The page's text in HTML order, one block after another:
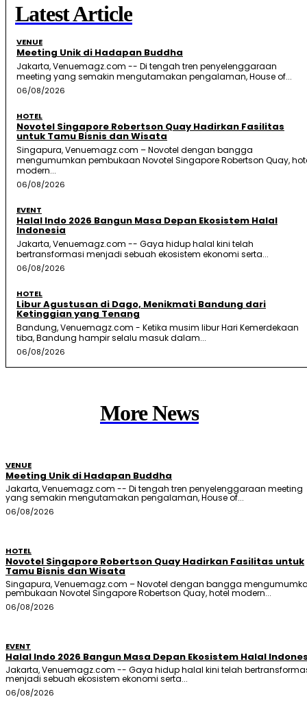
Latest Article
VENUE
Meeting Unik di Hadapan Buddha
Jakarta, Venuemagz.com -- Di tengah tren penyelenggaraan
meeting yang semakin mengutamakan pengalaman, House of...
06/08/2026
HOTEL
Novotel Singapore Robertson Quay Hadirkan Fasilitas
untuk Tamu Bisnis dan Wisata
Singapura, Venuemagz.com – Novotel dengan bangga
mengumumkan pembukaan Novotel Singapore Robertson Quay,
modern...
06/08/2026
EVENT
Halal Indo 2026 Bangun Masa Depan Ekosistem Halal
Indonesia
Jakarta, Venuemagz.com -- Gaya hidup halal kini telah
bertransformasi menjadi sebuah ekosistem ekonomi serta...
06/08/2026
HOTEL
Libur Agustusan di Dago, Menikmati Bandung dari
Ketinggian yang Tenang
Bandung, Venuemagz.com - Ketika musim libur Hari Kemerdekaan
tiba, Bandung hampir selalu masuk dalam...
06/08/2026
More News
VENUE
Meeting Unik di Hadapan Buddha
Jakarta, Venuemagz.com -- Di tengah tren penyelenggaraan meeting
yang semakin mengutamakan pengalaman, House of...
06/08/2026
HOTEL
Novotel Singapore Robertson Quay Hadirkan Fasilitas untuk
Tamu Bisnis dan Wisata
Singapura, Venuemagz.com – Novotel dengan bangga
pembukaan Novotel Singapore Robertson Quay, hotel modern...
06/08/2026
EVENT
Halal Indo 2026 Bangun Masa Depan Ekosistem Halal
Jakarta, Venuemagz.com -- Gaya hidup halal kini telah
menjadi sebuah ekosistem ekonomi serta...
06/08/2026